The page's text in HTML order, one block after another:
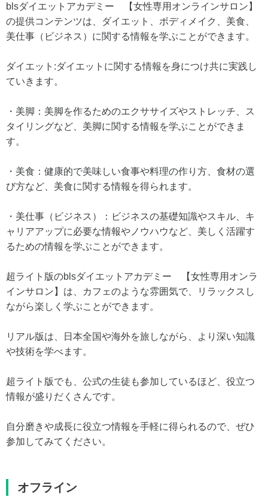
blsダイエットアカデミー 【女性専用オンラインサロン】
の提供コンテンツは、ダイエット、ボディメイク、美食、
美仕事（ビジネス）に関する情報を学ぶことができます。
ダイエット:ダイエットに関する情報を身につけ共に実践し
ていきます。
・美脚：美脚を作るためのエクササイズやストレッチ、ス
タイリングなど、美脚に関する情報を学ぶことができま
す。
・美食：健康的で美味しい食事や料理の作り方、食材の選
び方など、美食に関する情報を得られます。
・美仕事（ビジネス）：ビジネスの基礎知識やスキル、キ
ャリアアップに必要な情報やノウハウなど、美しく活躍す
るための情報を学ぶことができます。
超ライト版のblsダイエットアカデミー 【女性専用オンラ
インサロン】は、カフェのような雰囲気で、リラックスし
ながら楽しく学ぶことができます。
リアル版は、日本全国や海外を旅しながら、より深い知識
や技術を学べます。
超ライト版でも、公式の生徒も参加しているほど、役立つ
情報が盛りだくさんです。
自分磨きや成長に役立つ情報を手軽に得られるので、ぜひ
参加してみてください。
オフライン